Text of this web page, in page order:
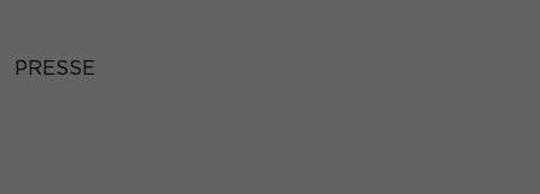
PRESSE